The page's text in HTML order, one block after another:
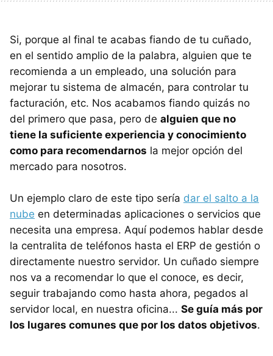
Si, porque al final te acabas fiando de tu cuñado,
en el sentido amplio de la palabra, alguien que te
recomienda a un empleado, una solución para
mejorar tu sistema de almacén, para controlar tu
facturación, etc. Nos acabamos fiando quizás no
del primero que pasa, pero de alguien que no
tiene la suficiente experiencia y conocimiento
como para recomendarnos la mejor opción del
mercado para nosotros.
Un ejemplo claro de este tipo sería dar el salto a la
nube en determinadas aplicaciones o servicios que
necesita una empresa. Aquí podemos hablar desde
la centralita de teléfonos hasta el ERP de gestión o
directamente nuestro servidor. Un cuñado siempre
nos va a recomendar lo que el conoce, es decir,
seguir trabajando como hasta ahora, pegados al
servidor local, en nuestra oficina... Se guía más por
los lugares comunes que por los datos objetivos.